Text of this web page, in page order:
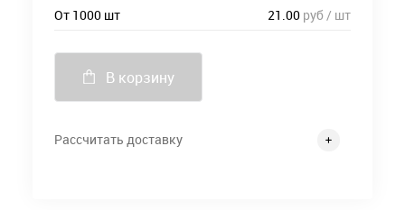
От 1000 шт
21.00 руб / шт
В корзину
Рассчитать доставку